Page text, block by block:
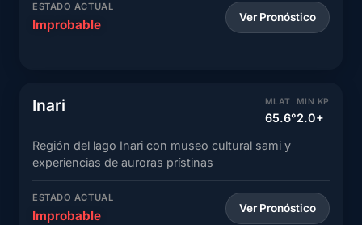
ESTADO ACTUAL
Improbable Ver Pronóstico
Inari MLAT
65.6°
MIN KP
2.0+
Región del lago Inari con museo cultural sami y
experiencias de auroras prístinas
ESTADO ACTUAL
Improbable Ver Pronóstico